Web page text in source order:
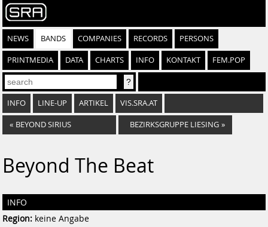
NEWS BANDS COMPANIES RECORDS PERSONS
PRINTMEDIA DATA CHARTS INFO KONTAKT FEM.POP
INFO LINE-UP ARTIKEL VIS.SRA.AT
« BEYOND SIRIUS BEZIRKSGRUPPE LIESING »
Beyond The Beat
INFO
Region: keine Angabe